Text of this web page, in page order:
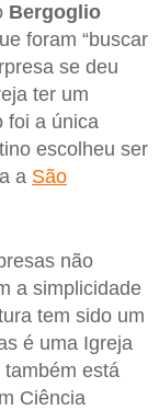
Bergoglio
foram “buscar
se deu
ter um
foi a única
escolheu ser
a São
não
a simplicidade
tem sido um
é uma Igreja
está
Ciência